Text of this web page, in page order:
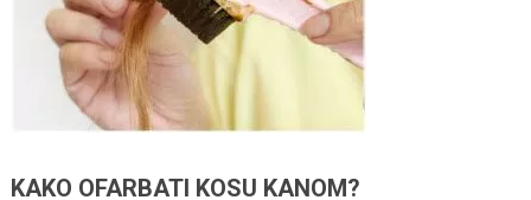
KAKO OFARBATI KOSU KANOM?